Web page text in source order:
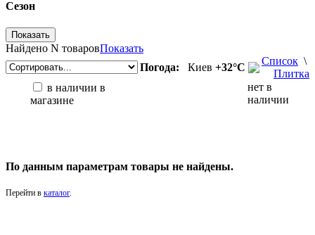
Сезон
Найдено N товаровПоказать
Погода:
Киев +32°С
Список \
Плитка
в наличии в
магазине
нет в
наличии
По данным параметрам товары не найдены.
Перейти в каталог.